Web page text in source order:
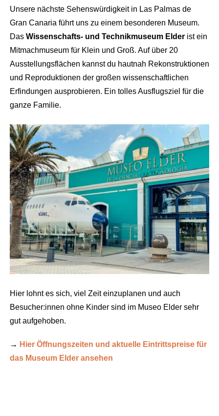
Unsere nächste Sehenswürdigkeit in Las Palmas de
Gran Canaria führt uns zu einem besonderen Museum.
Das Wissenschafts- und Technikmuseum Elder ist ein
Mitmachmuseum für Klein und Groß. Auf über 20
Ausstellungsflächen kannst du hautnah Rekonstruktionen
und Reproduktionen der großen wissenschaftlichen
Erfindungen ausprobieren. Ein tolles Ausflugsziel für die
ganze Familie.
Hier lohnt es sich, viel Zeit einzuplanen und auch
Besucher:innen ohne Kinder sind im Museo Elder sehr
gut aufgehoben.
→ Hier Öffnungszeiten und aktuelle Eintrittspreise für
das Museum Elder ansehen